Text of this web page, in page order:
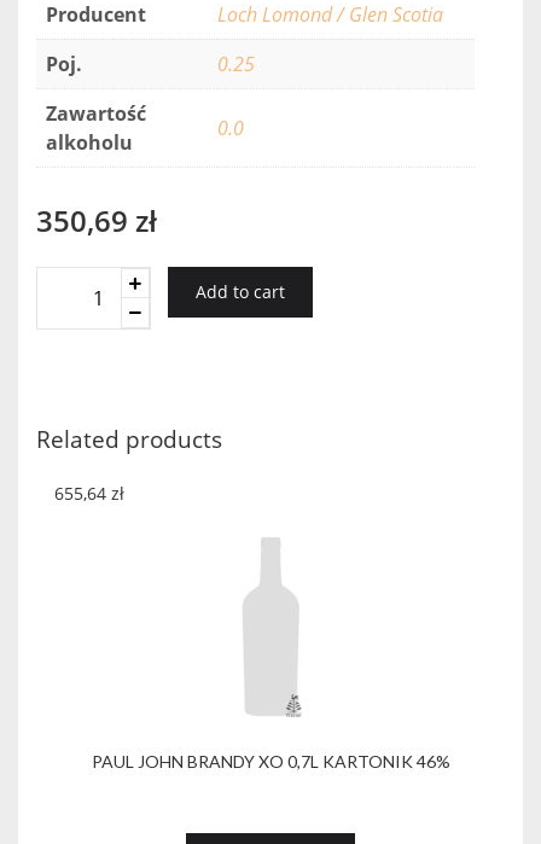
Producent
Loch Lomond / Glen Scotia
Poj.
0.25
Zawartość
alkoholu
0.0
350,69 zł
SCOTIA
X
25
Add to cart
Related products
PAUL JOHN BRANDY XO 0,7L KARTONIK 46%
655,64 zł